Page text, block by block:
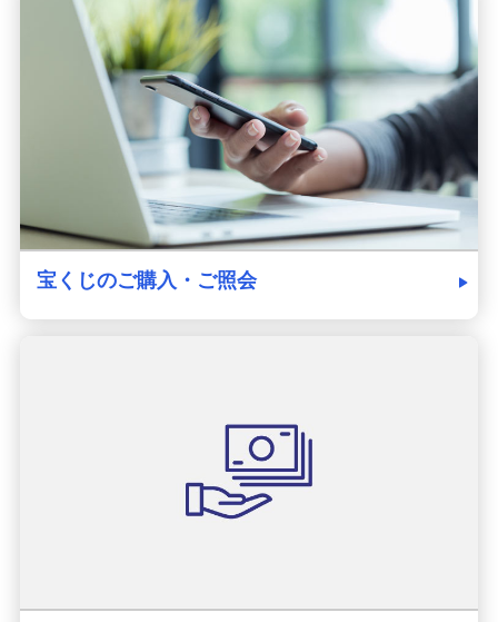
発売スケジュール
みずほ銀行について
宝くじのご購入・ご照会